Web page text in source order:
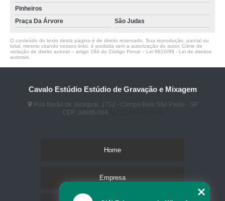
Pinheiros
Praça Da Árvore
São Judas
O conteúdo do texto desta página é de direito reservado. Sua reprodução, parcial ou
total, mesmo citando nossos links, é proibida sem a autorização do autor. Crime de
violação de direito autoral – artigo 184 do Código Penal – Lei 9610/98 - Lei de direitos
autorais
Cavalo Estúdio Estúdio de Gravação e Mixagem
Rua Barão de Jaceguai, 1712 - Campo Belo São Paulo - SP
CEP: 04606-004
Home
Empresa